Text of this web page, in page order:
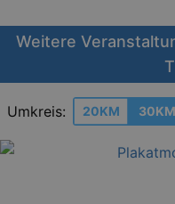
Weitere
Umkreis: 20KM 30KM